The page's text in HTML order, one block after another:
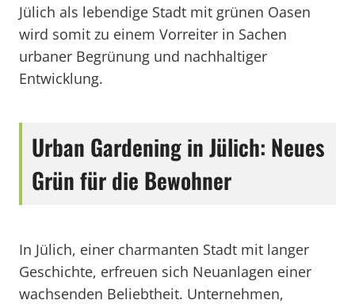
Jülich als lebendige Stadt mit grünen Oasen
wird somit zu einem Vorreiter in Sachen
urbaner Begrünung und nachhaltiger
Entwicklung.
Urban Gardening in Jülich: Neues
Grün für die Bewohner
In Jülich, einer charmanten Stadt mit langer
Geschichte, erfreuen sich Neuanlagen einer
wachsenden Beliebtheit. Unternehmen,